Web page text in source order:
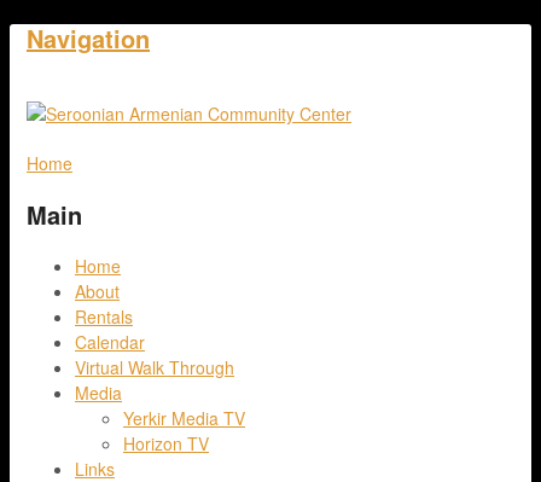
Navigation
Home
Main
Home
About
Rentals
Calendar
Virtual Walk Through
Media
Yerkir Media TV
Horizon TV
Links